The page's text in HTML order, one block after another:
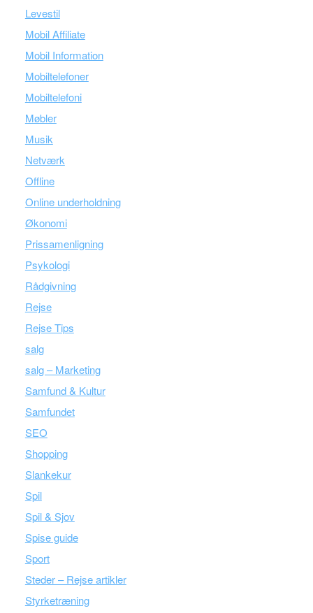
Levestil
Mobil Affiliate
Mobil Information
Mobiltelefoner
Mobiltelefoni
Møbler
Musik
Netværk
Offline
Online underholdning
Økonomi
Prissamenligning
Psykologi
Rådgivning
Rejse
Rejse Tips
salg
salg – Marketing
Samfund & Kultur
Samfundet
SEO
Shopping
Slankekur
Spil
Spil & Sjov
Spise guide
Sport
Steder – Rejse artikler
Styrketræning